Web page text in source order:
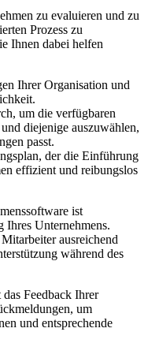
zu evaluieren ​und zu
Prozess zu⁤
Ihnen dabei helfen
Ihrer Organisation⁤ und
um​ die verfügbaren
diejenige auszuwählen,
passt.
​der die Einführung
effizient und ​reibungslos
ist
Ihres ‍Unternehmens.
ausreichend
während des
‍Feedback Ihrer
um
und entsprechende